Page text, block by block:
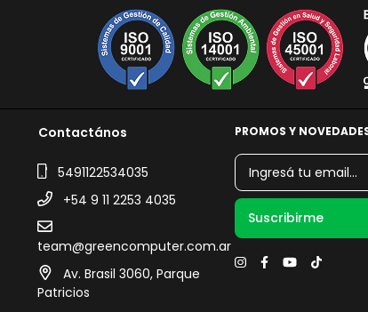
Contactános
5491122534035
+54 9 11 2253 4035
team@greencomputer.com.ar
Av. Brasil 3060, Parque
Patricios
PROMOS Y